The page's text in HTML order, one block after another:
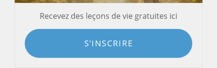
Recevez des leçons de vie gratuites ici
S'INSCRIRE